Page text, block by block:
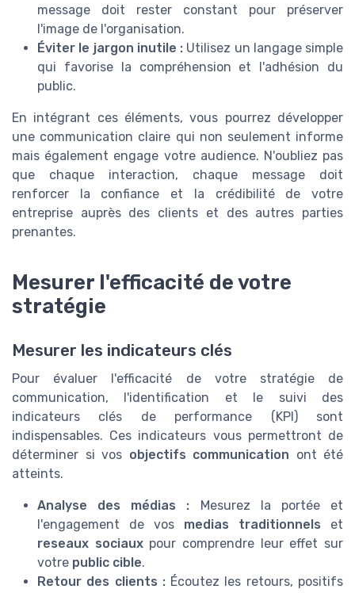
message doit rester constant pour préserver
l'image de l'organisation.
Éviter le jargon inutile : Utilisez un langage simple
qui favorise la compréhension et l'adhésion du
public.
En intégrant ces éléments, vous pourrez développer
une communication claire qui non seulement informe
mais également engage votre audience. N'oubliez pas
que chaque interaction, chaque message doit
renforcer la confiance et la crédibilité de votre
entreprise auprès des clients et des autres parties
prenantes.
Mesurer l'efficacité de votre
stratégie
Mesurer les indicateurs clés
Pour évaluer l'efficacité de votre stratégie de
communication, l'identification et le suivi des
indicateurs clés de performance (KPI) sont
indispensables. Ces indicateurs vous permettront de
déterminer si vos objectifs communication ont été
atteints.
Analyse des médias :
Mesurez la portée et
l'engagement de vos medias traditionnels et
reseaux sociauxpour comprendre leur effet sur
votre public cible.
Retour des clients : Écoutez les retours, positifs